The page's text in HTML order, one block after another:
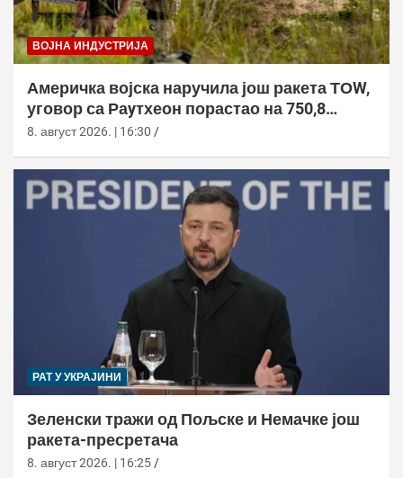
ВОЈНА ИНДУСТРИЈА
Америчка војска наручила још ракета ТОW,
уговор са Раyтхеон порастао на 750,8
милиона долара
8. август 2026. | 16:30
РАТ У УКРАЈИНИ
Зеленски тражи од Пољске и Немачке још
ракета-пресретача
8. август 2026. | 16:25